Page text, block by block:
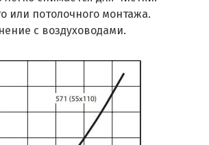
или потолочного монтажа.
с воздуховодами.